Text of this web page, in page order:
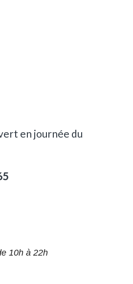
en journée du
10h à 22h